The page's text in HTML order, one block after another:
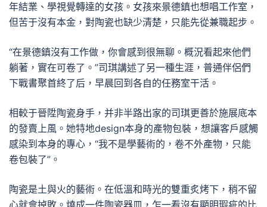
年結業、學視覺轉達的女孩。女孩來景德鎮也想唱工作室，
但苦于沒有本金，對陶瓷也缺少清楚，只能先從兼職起步。
“在景德鎮沒有工作做，你會感到很無聊。概況看起來他們
躺著，實在可卷了。”司琪講述了另一種生涯，普通伴侶們
下戰書聚首終了后，早晨回到各自的任務室干活。
相較于晉陞陶瓷身手，并非半路出家的司琪更善於施展底本
的發賣上風。她特地design本身的產物包裝，想讓客戶感觸
感染到本身的專心，“我不是學藝術的，卷不外產物，只能
卷包裝了”。
陶瓷是土與火的藝術。在低溫和時光的雙重炙烤下，稍不留
心就會掉敗。燒成一件陶瓷器皿，乍一看沒有顯明瑕疵的比